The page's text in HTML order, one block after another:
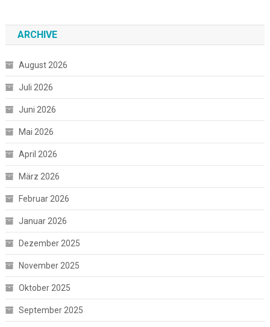
ARCHIVE
August 2026
Juli 2026
Juni 2026
Mai 2026
April 2026
März 2026
Februar 2026
Januar 2026
Dezember 2025
November 2025
Oktober 2025
September 2025